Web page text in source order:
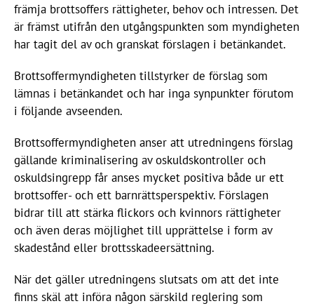
främja brottsoffers rättigheter, behov och intressen. Det
är främst utifrån den utgångspunkten som myndigheten
har tagit del av och granskat förslagen i betänkandet.
Brottsoffermyndigheten tillstyrker de förslag som
lämnas i betänkandet och har inga synpunkter förutom
i följande avseenden.
Brottsoffermyndigheten anser att utredningens förslag
gällande kriminalisering av oskuldskontroller och
oskuldsingrepp får anses mycket positiva både ur ett
brottsoffer- och ett barnrättsperspektiv. Förslagen
bidrar till att stärka flickors och kvinnors rättigheter
och även deras möjlighet till upprättelse i form av
skadestånd eller brottsskadeersättning.
När det gäller utredningens slutsats om att det inte
finns skäl att införa någon särskild reglering som